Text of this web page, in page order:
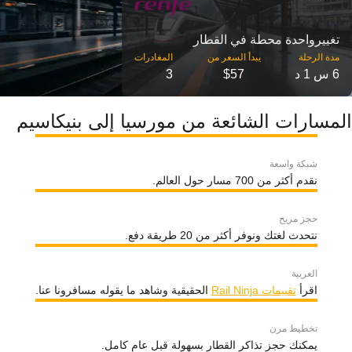
تغییرواحدة محطة في القطار
مدة الرحلة
6 س 1 د
‎يبدأ السعر من
$57
3
المسارات الشائعة من مورسيا إلى بنيكاسيم
شبكة واسعة
نقدم أكثر من 700 مسار حول العالم.
حجز مريح
نتحدث لغتك ونوفر أكثر من 20 طريقة دفع.
العربية
اقرأتقييمات Rail Ninja الحقيقية وشاهد ما يقوله مسافرونا عنا.
تخطيط مرن
يمكنك حجز تذاكر القطار بسهولة قبل عام كامل.